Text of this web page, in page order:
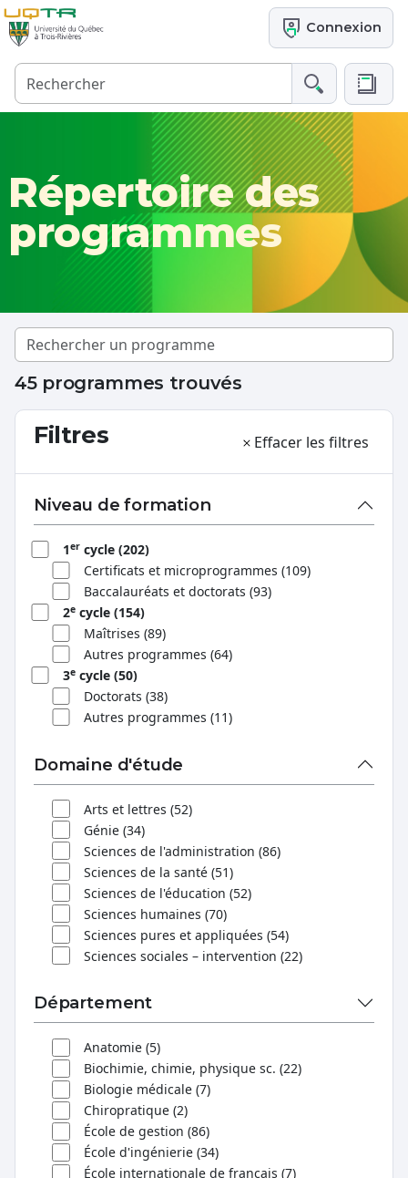
Connexion
Répertoire des
programmes
45 programmes trouvés
Filtres Effacer les filtres
Niveau de formation
1er cycle (202)
Certificats et microprogrammes (109)
Baccalauréats et doctorats (93)
2e cycle (154)
Maîtrises (89)
Autres programmes (64)
3e cycle (50)
Doctorats (38)
Autres programmes (11)
Domaine d'étude
Arts et lettres (52)
Génie (34)
Sciences de l'administration (86)
Sciences de la santé (51)
Sciences de l'éducation (52)
Sciences humaines (70)
Sciences pures et appliquées (54)
Sciences sociales – intervention (22)
Département
Anatomie (5)
Biochimie, chimie, physique sc. (22)
Biologie médicale (7)
Chiropratique (2)
École de gestion (86)
École d'ingénierie (34)
École internationale de français (7)